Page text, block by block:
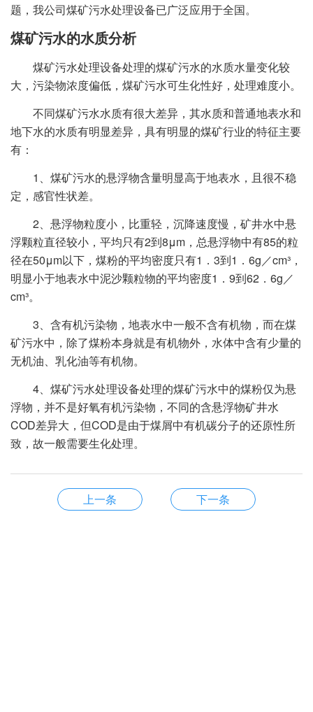
题，我公司煤矿污水处理设备已广泛应用于全国。
煤矿污水的水质分析
煤矿污水处理设备处理的煤矿污水的水质水量变化较
大，污染物浓度偏低，煤矿污水可生化性好，处理难度小。
不同煤矿污水水质有很大差异，其水质和普通地表水和
地下水的水质有明显差异，具有明显的煤矿行业的特征主要
有：
1、煤矿污水的悬浮物含量明显高于地表水，且很不稳
定，感官性状差。
2、悬浮物粒度小，比重轻，沉降速度慢，矿井水中悬
浮颗粒直径较小，平均只有2到8μm，总悬浮物中有85的粒
径在50μm以下，煤粉的平均密度只有1．3到1．6g／cm³，
明显小于地表水中泥沙颗粒物的平均密度1．9到62．6g／
cm³。
3、含有机污染物，地表水中一般不含有机物，而在煤
矿污水中，除了煤粉本身就是有机物外，水体中含有少量的
无机油、乳化油等有机物。
4、煤矿污水处理设备处理的煤矿污水中的煤粉仅为悬
浮物，并不是好氧有机污染物，不同的含悬浮物矿井水
COD差异大，但COD是由于煤屑中有机碳分子的还原性所
致，故一般需要生化处理。
上一条 下一条